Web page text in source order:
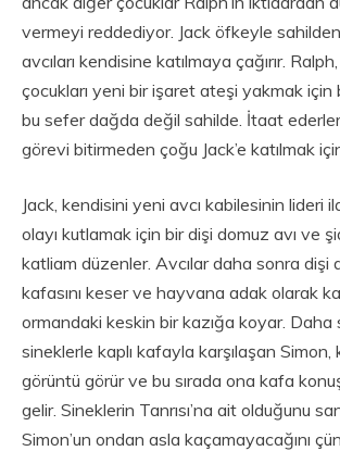
vermeyi reddediyor. Jack öfkeyle
avcıları kendisine katılmaya çağırır.
çocukları yeni bir işaret ateşi yakmak için
bu sefer dağda değil sahilde. İtaat
görevi bitirmeden çoğu Jack’e katılmak için
Jack, kendisini yeni avcı kabilesinin lideri
olayı kutlamak için bir dişi domuz avı ve
katliam düzenler. Avcılar daha sonra dişi
kafasını keser ve hayvana adak olarak
ormandaki keskin bir kazığa koyar. Daha
sineklerle kaplı kafayla karşılaşan Simon,
görüntü görür ve bu sırada ona kafa
gelir. Sineklerin Tanrısı’na ait olduğunu
Simon’un ondan asla kaçamayacağını